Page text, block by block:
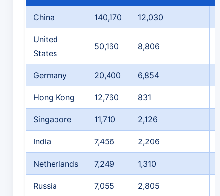
China 140,170 12,030
United
States
50,160 8,806
Germany 20,400 6,854
Hong Kong 12,760 831
Singapore 11,710 2,126
India 7,456 2,206
Netherlands 7,249 1,310
Russia 7,055 2,805